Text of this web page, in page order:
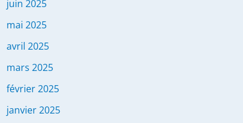
juin 2025
mai 2025
avril 2025
mars 2025
février 2025
janvier 2025